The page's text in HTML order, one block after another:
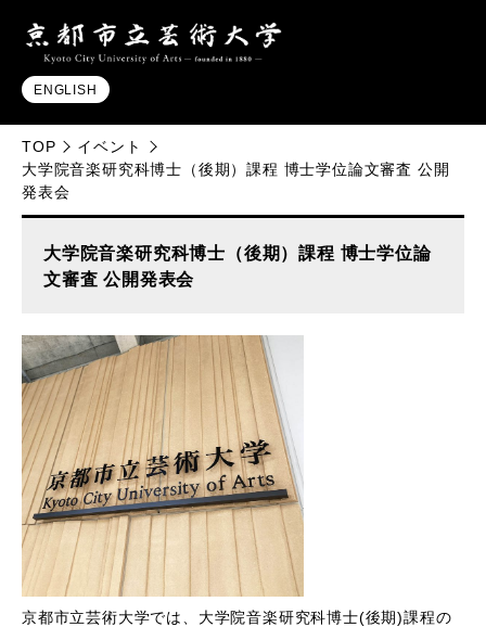
ENGLISH
TOP
イベント
大学院音楽研究科博士（後期）課程 博士学位論文審査 公開
発表会
大学院音楽研究科博士（後期）課程 博士学位論
文審査 公開発表会
京都市立芸術大学では、大学院音楽研究科博士(後期)課程の